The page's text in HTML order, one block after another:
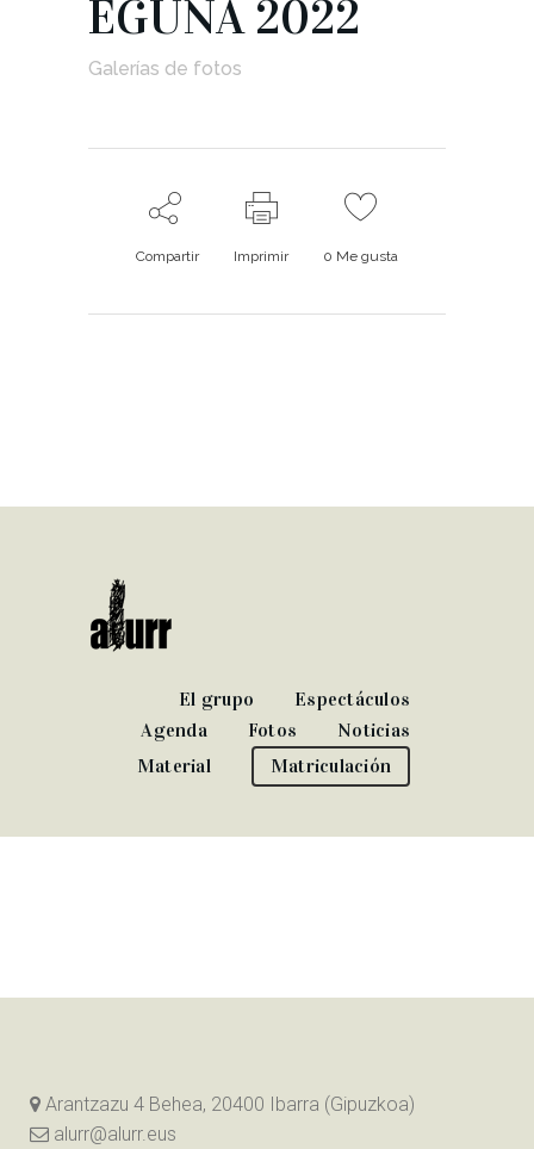
EGUNA 2022
Galerías de fotos
Compartir Imprimir 0 Me gusta
El grupo
Espectáculos
Agenda
Fotos
Noticias
Material
Matriculación
Arantzazu 4 Behea, 20400 Ibarra (Gipuzkoa)
alurr@alurr.eus